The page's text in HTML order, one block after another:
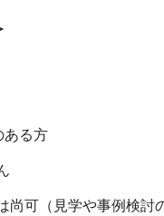
ある方
可（見学や事例検討